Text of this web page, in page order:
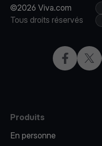
©2026 Viva.com
Tous droits réservés
Facebook
X
Produits
En personne